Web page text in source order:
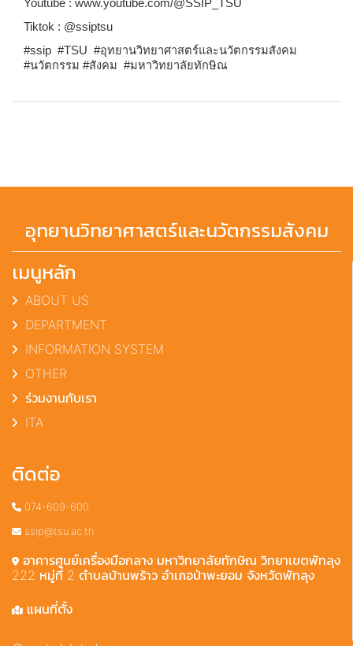
Youtube : www.youtube.com/@SSIP_TSU
Tiktok : @ssiptsu
#ssip #TSU #อุทยานวิทยาศาสตร์และนวัตกรรมสังคม
#นวัตกรรม #สังคม #มหาวิทยาลัยทักษิณ
อุทยานวิทยาศาสตร์และนวัตกรรมสังคม
เมนูหลัก
ABOUT US
DEPARTMENT
INFORMATION SYSTEM
OTHER
ร่วมงานกับเรา
ITA
ติดต่อ
074-609-600
ssip@tsu.ac.th
อาคารศูนย์เครื่องมือกลาง มหาวิทยาลัยทักษิณ วิทยาเขตพัทลุง
222 หมู่ที่ 2 ตำบลบ้านพร้าว อำเภอป่าพะยอม จังหวัดพัทลุง
แผนที่ตั้ง